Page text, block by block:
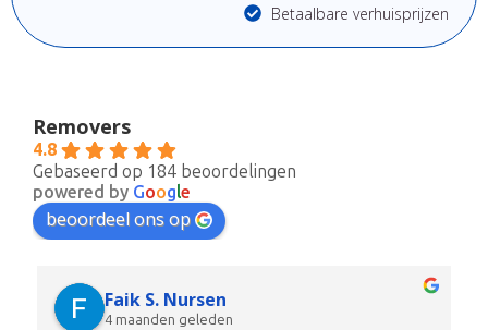
Betaalbare verhuisprijzen
Removers
4.8
Gebaseerd op 184 beoordelingen
powered by Google
beoordeel ons op
Faik S. Nursen
4 maanden geleden